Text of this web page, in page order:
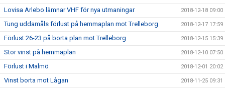
Lovisa Arlebo lämnar VHF för nya utmaningar 2018-12-18 09:00
Tung uddamåls förlust på hemmaplan mot Trelleborg 2018-12-17 17:59
Förlust 26-23 på borta plan mot Trelleborg 2018-12-15 15:39
Stor vinst på hemmaplan 2018-12-10 07:50
Förlust i Malmö 2018-12-01 20:02
Vinst borta mot Lågan 2018-11-25 09:31